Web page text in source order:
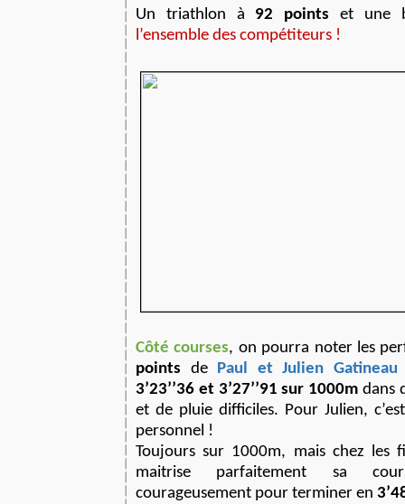
Un triathlon à 92 points et une
l’ensemble des compétiteurs !
Côté courses, on pourra noter les
points de Paul et Julien Gatineau
3’23’’36 et 3’27’’91 sur 1000m dans
et de pluie difficiles. Pour Julien,
personnel !
Toujours sur 1000m, mais chez les
maitrise parfaitement sa
courageusement pour terminer en